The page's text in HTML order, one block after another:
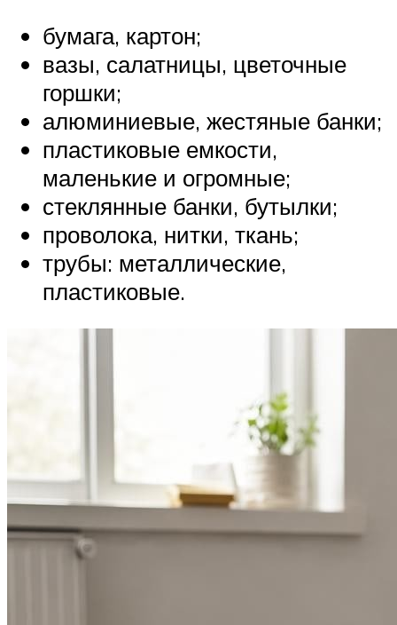
бумага, картон;
вазы, салатницы, цветочные
горшки;
алюминиевые, жестяные банки;
пластиковые емкости,
маленькие и огромные;
стеклянные банки, бутылки;
проволока, нитки, ткань;
трубы: металлические,
пластиковые.